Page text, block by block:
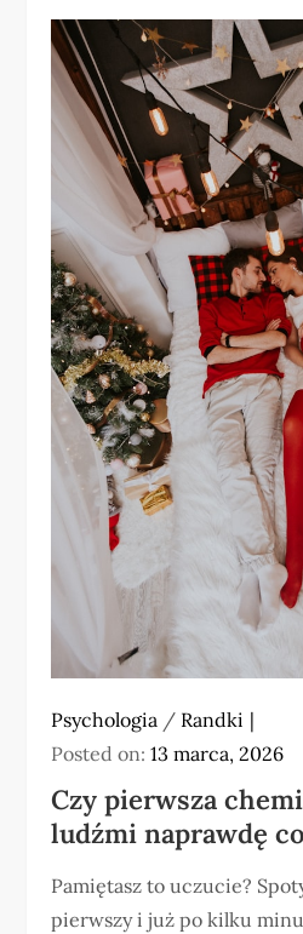
Psychologia / Randki
Posted on:13 marca, 2026
Czy pierwsza
ludźmi naprawdę
Pamiętasz to uczucie?
pierwszy i już po kilku